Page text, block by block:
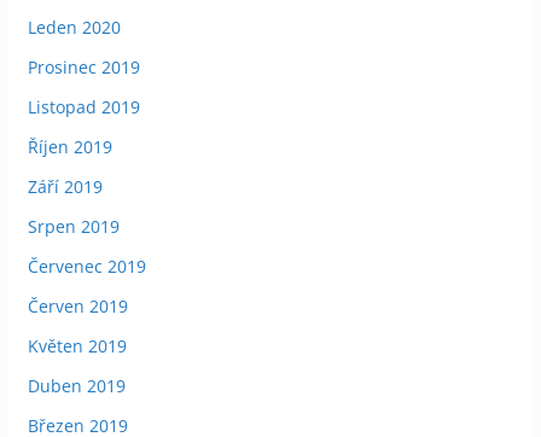
Leden 2020
Prosinec 2019
Listopad 2019
Říjen 2019
Září 2019
Srpen 2019
Červenec 2019
Červen 2019
Květen 2019
Duben 2019
Březen 2019